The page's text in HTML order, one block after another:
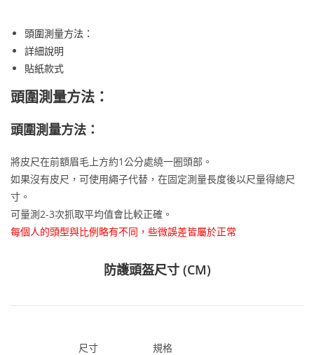
頭圍測量方法：
詳細說明
貼紙款式
頭圍測量方法：
頭圍測量方法：
將皮尺在前額眉毛上方約1公分處繞一圈頭部。
如果沒有皮尺，可使用繩子代替，在固定測量長度後以尺量得總尺
寸。
可量測2-3次抓取平均值會比較正確。
每個人的頭型與比例略有不同，些微誤差皆屬於正常
防護頭盔尺寸 (CM)
尺寸 規格